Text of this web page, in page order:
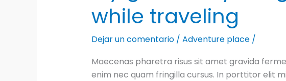
while traveling
Dejar un comentario / Adventure place/
Maecenas pharetra risus sit amet gravida
enim nec quam fringilla cursus. In porttitor elit